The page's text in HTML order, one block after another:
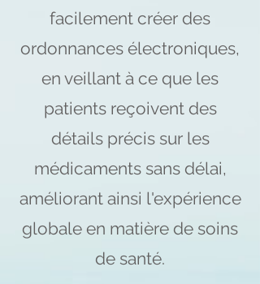
facilement créer des
ordonnances électroniques,
en veillant à ce que les
patients reçoivent des
détails précis sur les
médicaments sans délai,
améliorant ainsi l'expérience
globale en matière de soins
de santé.